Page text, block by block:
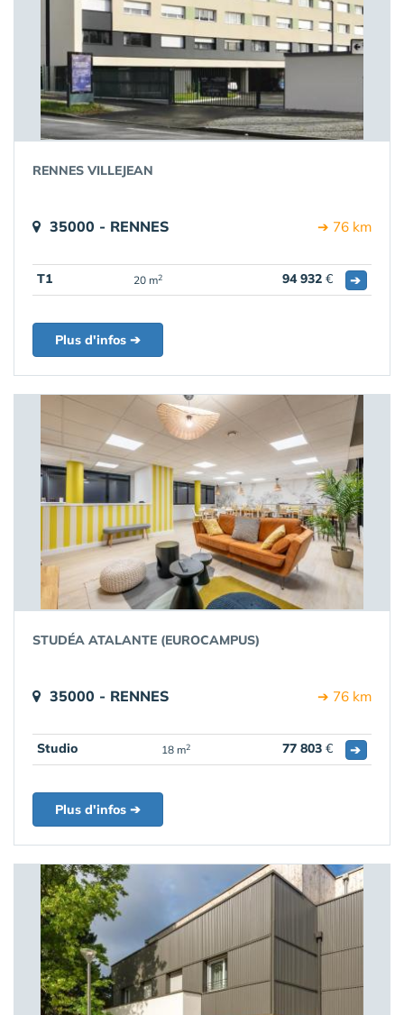
RENNES VILLEJEAN
35000 - RENNES ➔ 76 km
T1 20 m2 94 932 € ➔
Plus d'infos ➔
STUDÉA ATALANTE (EUROCAMPUS)
35000 - RENNES ➔ 76 km
Studio 18 m2 77 803 € ➔
Plus d'infos ➔